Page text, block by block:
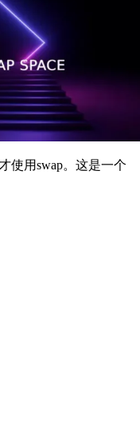
使用swap。这是一个